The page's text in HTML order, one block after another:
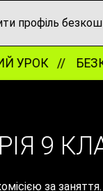
профіль
УРОК //
9
за